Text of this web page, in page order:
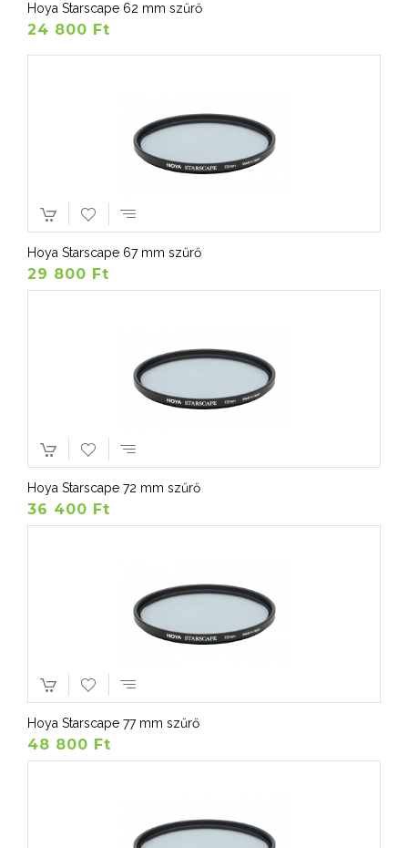
Hoya Starscape 62 mm szűrő
24 800 Ft
Hoya Starscape 67 mm szűrő
29 800 Ft
Hoya Starscape 72 mm szűrő
36 400 Ft
Hoya Starscape 77 mm szűrő
48 800 Ft